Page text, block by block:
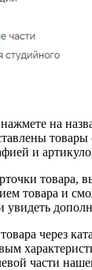
на
и
товара,
товара и
увидеть
через
части